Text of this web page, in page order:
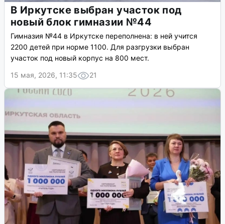
В Иркутске выбран участок под
новый блок гимназии №44
Гимназия №44 в Иркутске переполнена: в ней учится
2200 детей при норме 1100. Для разгрузки выбран
участок под новый корпус на 800 мест.
15 мая, 2026, 11:35
21